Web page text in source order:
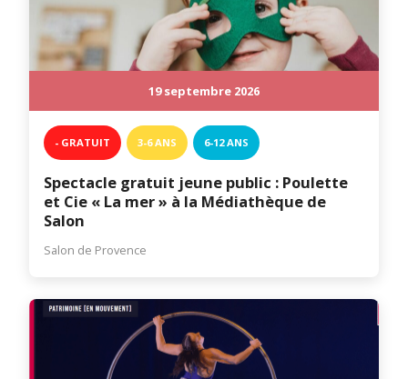
19 septembre 2026
- GRATUIT 3-6 ANS 6-12 ANS
Spectacle gratuit jeune public : Poulette
et Cie « La mer » à la Médiathèque de
Salon
Salon de Provence